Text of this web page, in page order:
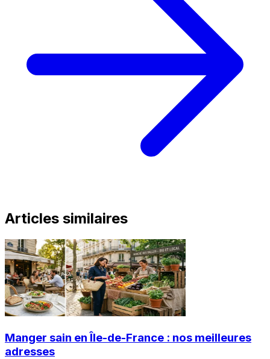
Articles similaires
Manger sain en Île-de-France : nos meilleures
adresses